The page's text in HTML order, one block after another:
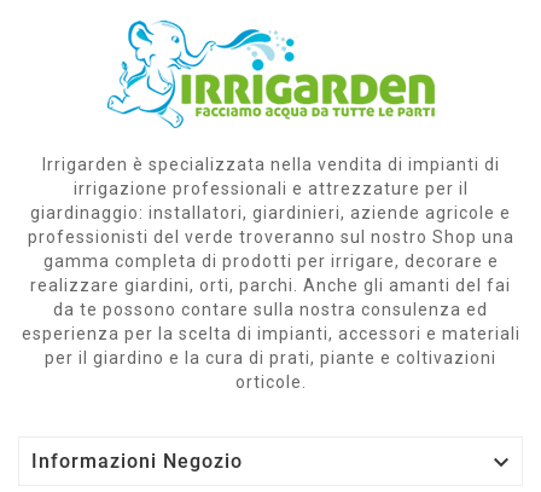
Irrigarden è specializzata nella vendita di impianti di
irrigazione professionali e attrezzature per il
giardinaggio: installatori, giardinieri, aziende agricole e
professionisti del verde troveranno sul nostro Shop una
gamma completa di prodotti per irrigare, decorare e
realizzare giardini, orti, parchi. Anche gli amanti del fai
da te possono contare sulla nostra consulenza ed
esperienza per la scelta di impianti, accessori e materiali
per il giardino e la cura di prati, piante e coltivazioni
orticole.
Informazioni Negozio 